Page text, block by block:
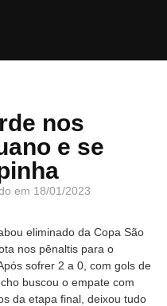
nos
e se
em 18/01/2023
eliminado da Copa São
nos pênaltis para o
sofrer 2 a 0, com gols de
buscou o empate com
da etapa final, deixou tudo